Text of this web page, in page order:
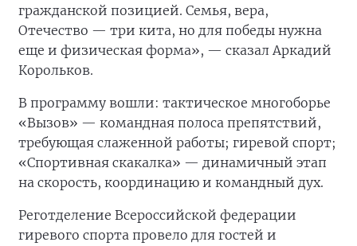
гражданской позицией. Семья, вера,
Отечество — три кита, но для победы нужна
еще и физическая форма», — сказал Аркадий
Корольков.
В программу вошли: тактическое многоборье
«Вызов» — командная полоса препятствий,
требующая слаженной работы; гиревой спорт;
«Спортивная скакалка» — динамичный этап
на скорость, координацию и командный дух.
Реготделение Всероссийской федерации
гиревого спорта провело для гостей и